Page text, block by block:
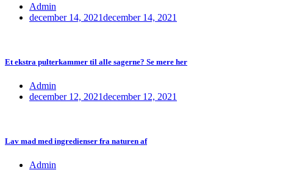
Admin
december 14, 2021december 14, 2021
Et ekstra pulterkammer til alle sagerne? Se mere her
Admin
december 12, 2021december 12, 2021
Lav mad med ingredienser fra naturen af
Admin